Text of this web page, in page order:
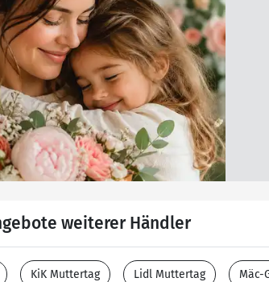
weiterer Händler
KiK Muttertag Lidl Muttertag Mäc-